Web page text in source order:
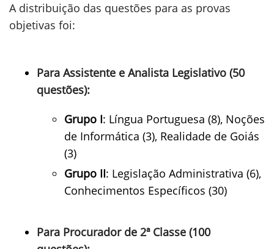
A distribuição das questões para as provas
objetivas foi:
Para Assistente e Analista Legislativo (50
questões):
Grupo I: Língua Portuguesa (8), Noções
de Informática (3), Realidade de Goiás
(3)
Grupo II: Legislação Administrativa (6),
Conhecimentos Específicos (30)
Para Procurador de 2ª Classe (100